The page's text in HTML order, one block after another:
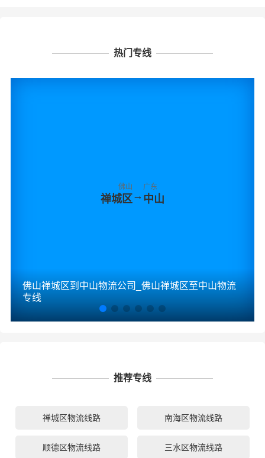
热门专线
佛山
禅城区→
广东
中山
佛山禅城区到中山物流公司_佛山禅城区至中山物流
专线
推荐专线
禅城区物流线路 南海区物流线路
顺德区物流线路 三水区物流线路